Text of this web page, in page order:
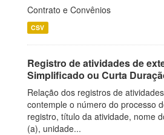
Contrato e Convênios
CSV
Registro de atividades de
Simplificado ou Curta
Relação dos registros de
contemple o número do processo
registro, título da atividade, nome
(a), unidade...